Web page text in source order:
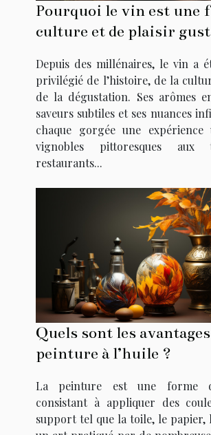
Pourquoi le vin est une
culture et de plaisir
Depuis des millénaires, le vin a
privilégié de l’histoire, de la
de la dégustation. Ses arômes
saveurs subtiles et ses nuances
chaque gorgée une expérience
vignobles pittoresques aux
restaurants...
Quels sont les
peinture à l’huile ?
La peinture est une forme
consistant à appliquer des
support tel que la toile, le papier,